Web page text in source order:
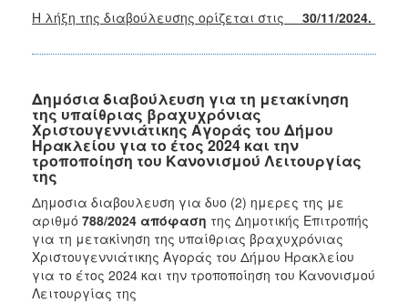
Η λήξη της διαβούλευσης ορίζεται στις 30/11/2024.
Δημόσια διαβούλευση για τη μετακίνηση
της υπαίθριας βραχυχρόνιας
Χριστουγεννιάτικης Αγοράς του Δήμου
Ηρακλείου για το έτος 2024 και την
τροποποίηση του Κανονισμού Λειτουργίας
της
Δημοσια διαβουλευση για δυο (2) ημερες της με
αριθμό 788/2024 απόφαση της Δημοτικής Επιτροπής
για τη μετακίνηση της υπαίθριας βραχυχρόνιας
Χριστουγεννιάτικης Αγοράς του Δήμου Ηρακλείου
για το έτος 2024 και την τροποποίηση του Κανονισμού
Λειτουργίας της